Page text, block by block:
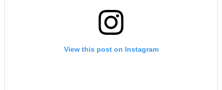
View this post on Instagram